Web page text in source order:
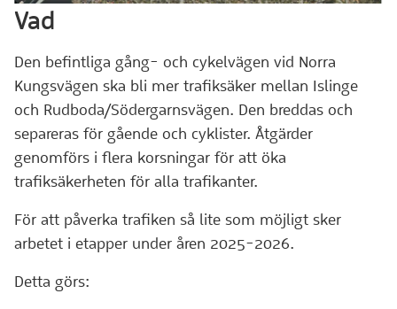
Vad
Den befintliga gång- och cykelvägen vid Norra
Kungsvägen ska bli mer trafiksäker mellan Islinge
och Rudboda/Södergarnsvägen. Den breddas och
separeras för gående och cyklister. Åtgärder
genomförs i flera korsningar för att öka
trafiksäkerheten för alla trafikanter.
För att påverka trafiken så lite som möjligt sker
arbetet i etapper under åren 2025-2026.
Detta görs: